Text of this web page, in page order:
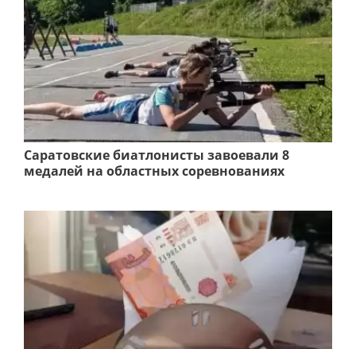
Саратовские биатлонисты завоевали 8
медалей на областных соревнованиях